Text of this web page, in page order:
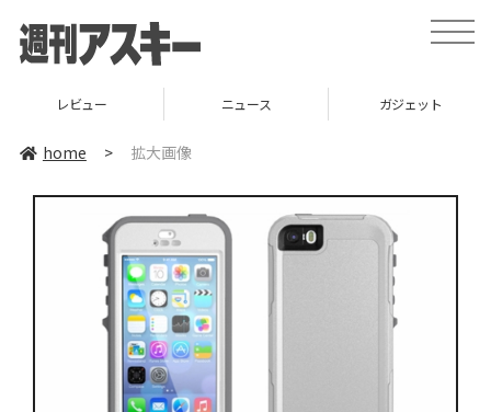
toggle
レビュー ニュース ガジェット
home > 拡大画像